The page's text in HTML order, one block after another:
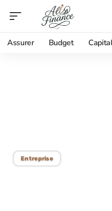
Assurer Budget
Entreprise